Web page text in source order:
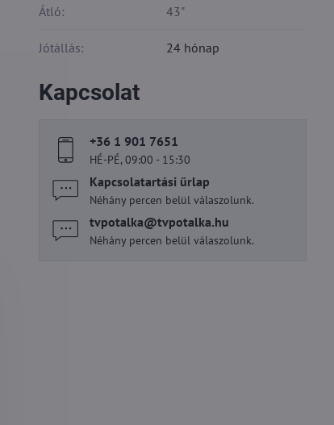
Átló: 43"
Jótállás: 24 hónap
Kapcsolat
+36 1 901 7651
HÉ-PÉ, 09:00 - 15:30
Kapcsolatartási űrlap
Néhány percen belül válaszolunk.
tvpotalka​@tvpotalka​.hu
Néhány percen belül válaszolunk.